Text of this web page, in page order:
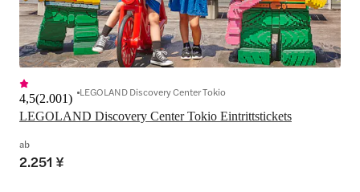
LEGOLAND Discovery Center Tokio Eintrittstickets
4,5(2.001) LEGOLAND Discovery Center Tokio
ab
2.251 ¥